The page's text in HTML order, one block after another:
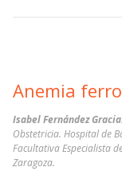
Anemia
Isabel Fernández Gracia.
Obstetricia. Hospital de
Facultativa Especialista
Zaragoza.